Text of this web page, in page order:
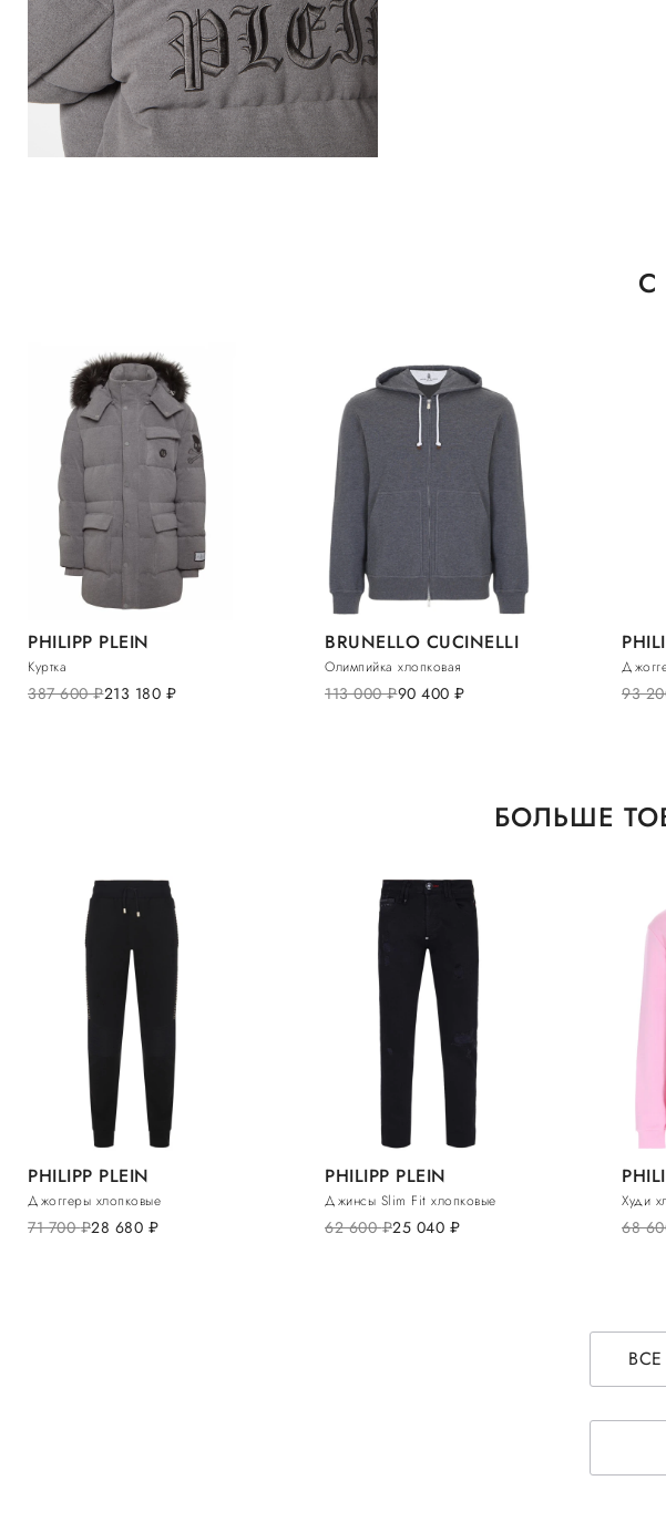
С
PHILIPP PLEIN
Куртка
387 600руб.213 180 руб.
BRUNELLO CUCINELLI
Олимпийка хлопковая
113 000руб.90 400 руб. 93
БОЛЬШЕ
PHILIPP PLEIN
Джоггеры хлопковые
71 700руб.28 680 руб.
PHILIPP PLEIN
Джинсы Slim Fit хлопковые
62 600руб.25 040 руб.
Худи
68
ВСЕ